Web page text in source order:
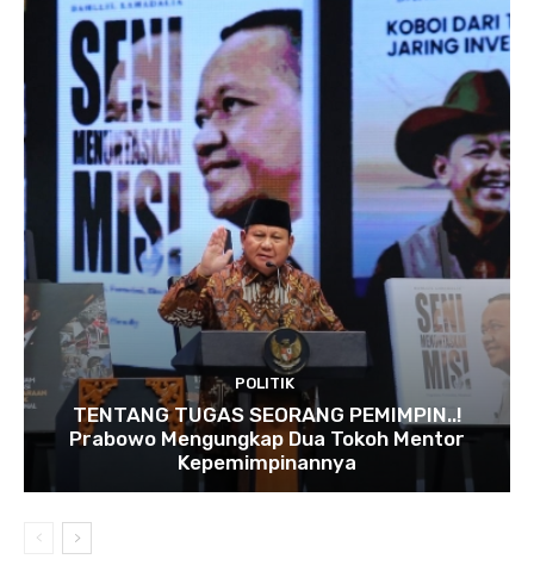
POLITIK
TENTANG TUGAS SEORANG PEMIMPIN..!
Prabowo Mengungkap Dua Tokoh Mentor
Kepemimpinannya